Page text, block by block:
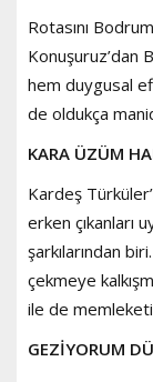
Rotasını
Konuşuruz’dan
hem duygusal
de oldukça
KARA ÜZÜM
Kardeş
erken çıkanları
şarkılarından
çekmeye
ile de
GEZİYORUM